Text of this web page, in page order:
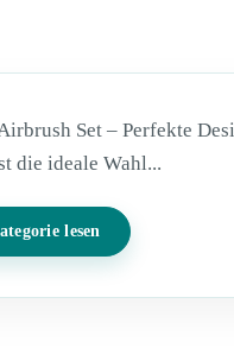
Set – Perfekte
die ideale Wahl...
lesen